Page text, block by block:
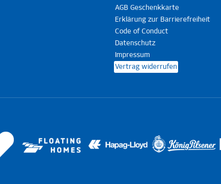
AGB Geschenkkarte
Erklärung zur Barrierefreiheit
Code of Conduct
Datenschutz
Impressum
Vertrag widerrufen